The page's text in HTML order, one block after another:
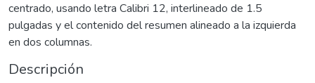
centrado, usando letra Calibri 12, interlineado de 1.5
pulgadas y el contenido del resumen alineado a la izquierda
en dos columnas.
Descripción